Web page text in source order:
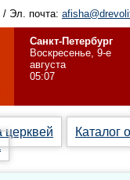
/ Эл. почта:
Санкт-Петербург
Воскресенье, 9-е
августа
05:07
церквей
Каталог